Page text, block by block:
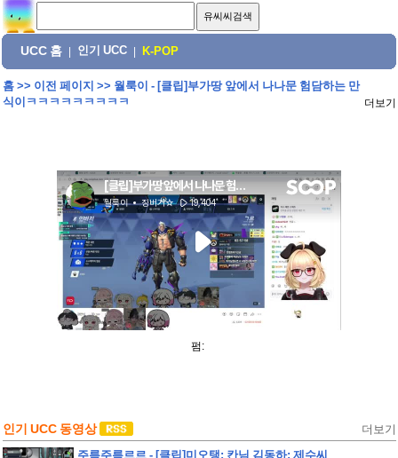
UCC 홈 인기 UCC K-POP
홈>> 이전 페이지 >> 월룩이 - [클립]부가땅 앞에서 나나문 험담하는 만
식이ㅋㅋㅋㅋㅋㅋㅋㅋㅋ
더보기
펌:
인기 UCC 동영상 더보기
주륵주륵르르 - [클립]미오탱: 칸님 김동하: 제수씨